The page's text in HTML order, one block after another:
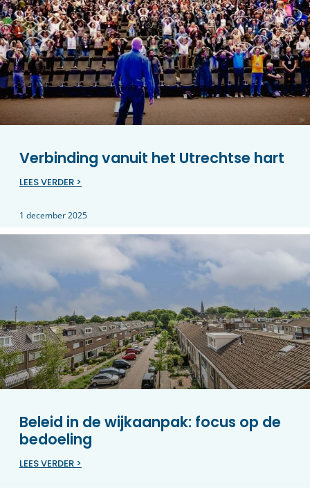
Verbinding vanuit het Utrechtse hart
LEES VERDER >
1 december 2025
Beleid in de wijkaanpak: focus op de
bedoeling
LEES VERDER >